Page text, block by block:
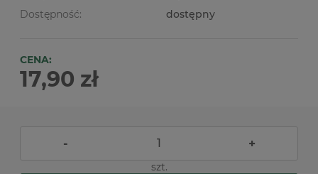
Dostępność:
dostępny
CENA:
17,90 zł
- +
szt.